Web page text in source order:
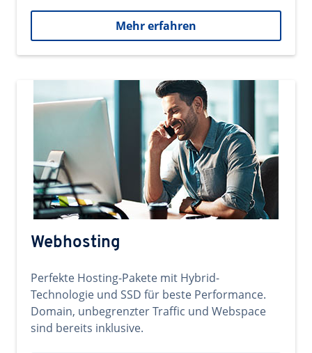
Mehr erfahren
Webhosting
Perfekte Hosting-Pakete mit Hybrid-
Technologie und SSD für beste Performance.
Domain, unbegrenzter Traffic und Webspace
sind bereits inklusive.